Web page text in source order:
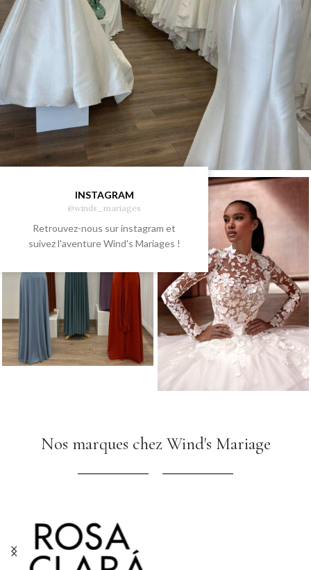
INSTAGRAM
@winds_mariages
Retrouvez-nous sur instagram et
suivez l'aventure Wind's Mariages !
Nos marques chez Wind's Mariage